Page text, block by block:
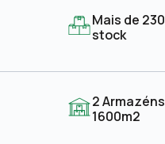
Mais de
stock
2
1600m2